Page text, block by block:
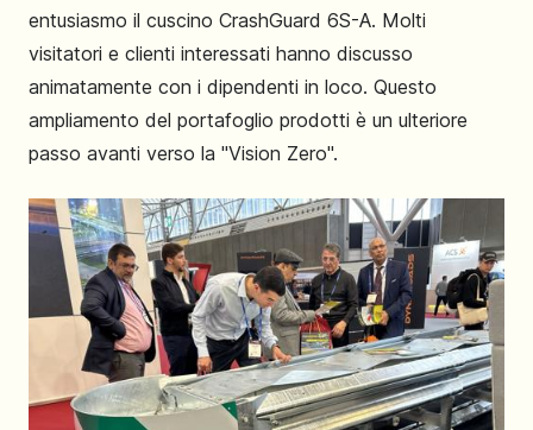
entusiasmo il cuscino CrashGuard 6S-A. Molti
visitatori e clienti interessati hanno discusso
animatamente con i dipendenti in loco. Questo
ampliamento del portafoglio prodotti è un ulteriore
passo avanti verso la "Vision Zero".